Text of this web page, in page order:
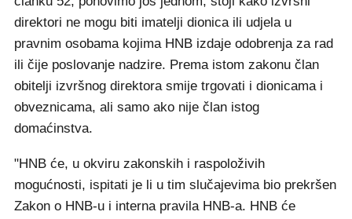
direktori ne mogu biti imatelji dionica ili udjela u
pravnim osobama kojima HNB izdaje odobrenja za rad
ili čije poslovanje nadzire. Prema istom zakonu član
obitelji izvršnog direktora smije trgovati i dionicama i
obveznicama, ali samo ako nije član istog
domaćinstva.
"HNB će, u okviru zakonskih i raspoloživih
mogućnosti, ispitati je li u tim slučajevima bio prekršen
Zakon o HNB-u i interna pravila HNB-a. HNB će